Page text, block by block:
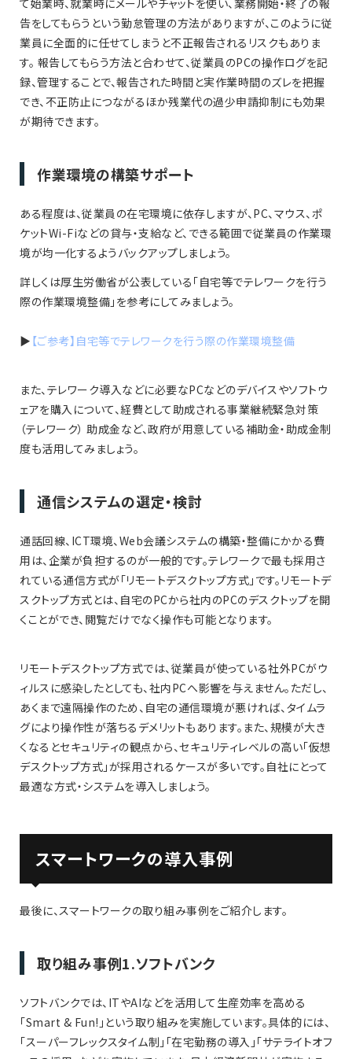
て始業時、就業時にメールやチャットを使い、業務開始・終了の報
告をしてもらうという勤怠管理の方法がありますが、このように従
業員に全面的に任せてしまうと不正報告されるリスクもありま
す。 報告してもらう方法と合わせて、従業員のPCの操作ログを記
録、管理することで、報告された時間と実作業時間のズレを把握
でき、不正防止につながるほか残業代の過少申請抑制にも効果
が期待できます。
作業環境の構築サポート
ある程度は、従業員の在宅環境に依存しますが、PC、マウス、ポ
ケットWi-Fiなどの貸与・支給など、できる範囲で従業員の作業環
境が均一化するようバックアップしましょう。
詳しくは厚生労働省が公表している「自宅等でテレワークを行う
際の作業環境整備」を参考にしてみましょう。
▶︎ 【ご参考】自宅等でテレワークを行う際の作業環境整備
また、テレワーク導入などに必要なPCなどのデバイスやソフトウ
ェアを購入について、経費として助成される事業継続緊急対策
（テレワーク） 助成金など、政府が用意している補助金・助成金制
度も活用してみましょう。
通信システムの選定・検討
通話回線、ICT環境、Web会議システムの構築・整備にかかる費
用は、企業が負担するのが一般的です。テレワークで最も採用さ
れている通信方式が「リモートデスクトップ方式」です。リモートデ
スクトップ方式とは、自宅のPCから社内のPCのデスクトップを開
くことができ、閲覧だけでなく操作も可能となります。
リモートデスクトップ方式では、従業員が使っている社外PCがウ
ィルスに感染したとしても、社内PCへ影響を与えません。ただし、
あくまで遠隔操作のため、自宅の通信環境が悪ければ、タイムラ
グにより操作性が落ちるデメリットもあります。また、規模が大き
くなるとセキュリティの観点から、セキュリティレベルの高い「仮想
デスクトップ方式」が採用されるケースが多いです。自社にとって
最適な方式・システムを導入しましょう。
スマートワークの導入事例
最後に、スマートワークの取り組み事例をご紹介します。
取り組み事例1.ソフトバンク
ソフトバンクでは、ITやAIなどを活用して生産効率を高める
「Smart & Fun!」という取り組みを実施しています。具体的には、
「スーパーフレックスタイム制」「在宅勤務の導入」「サテライトオフ